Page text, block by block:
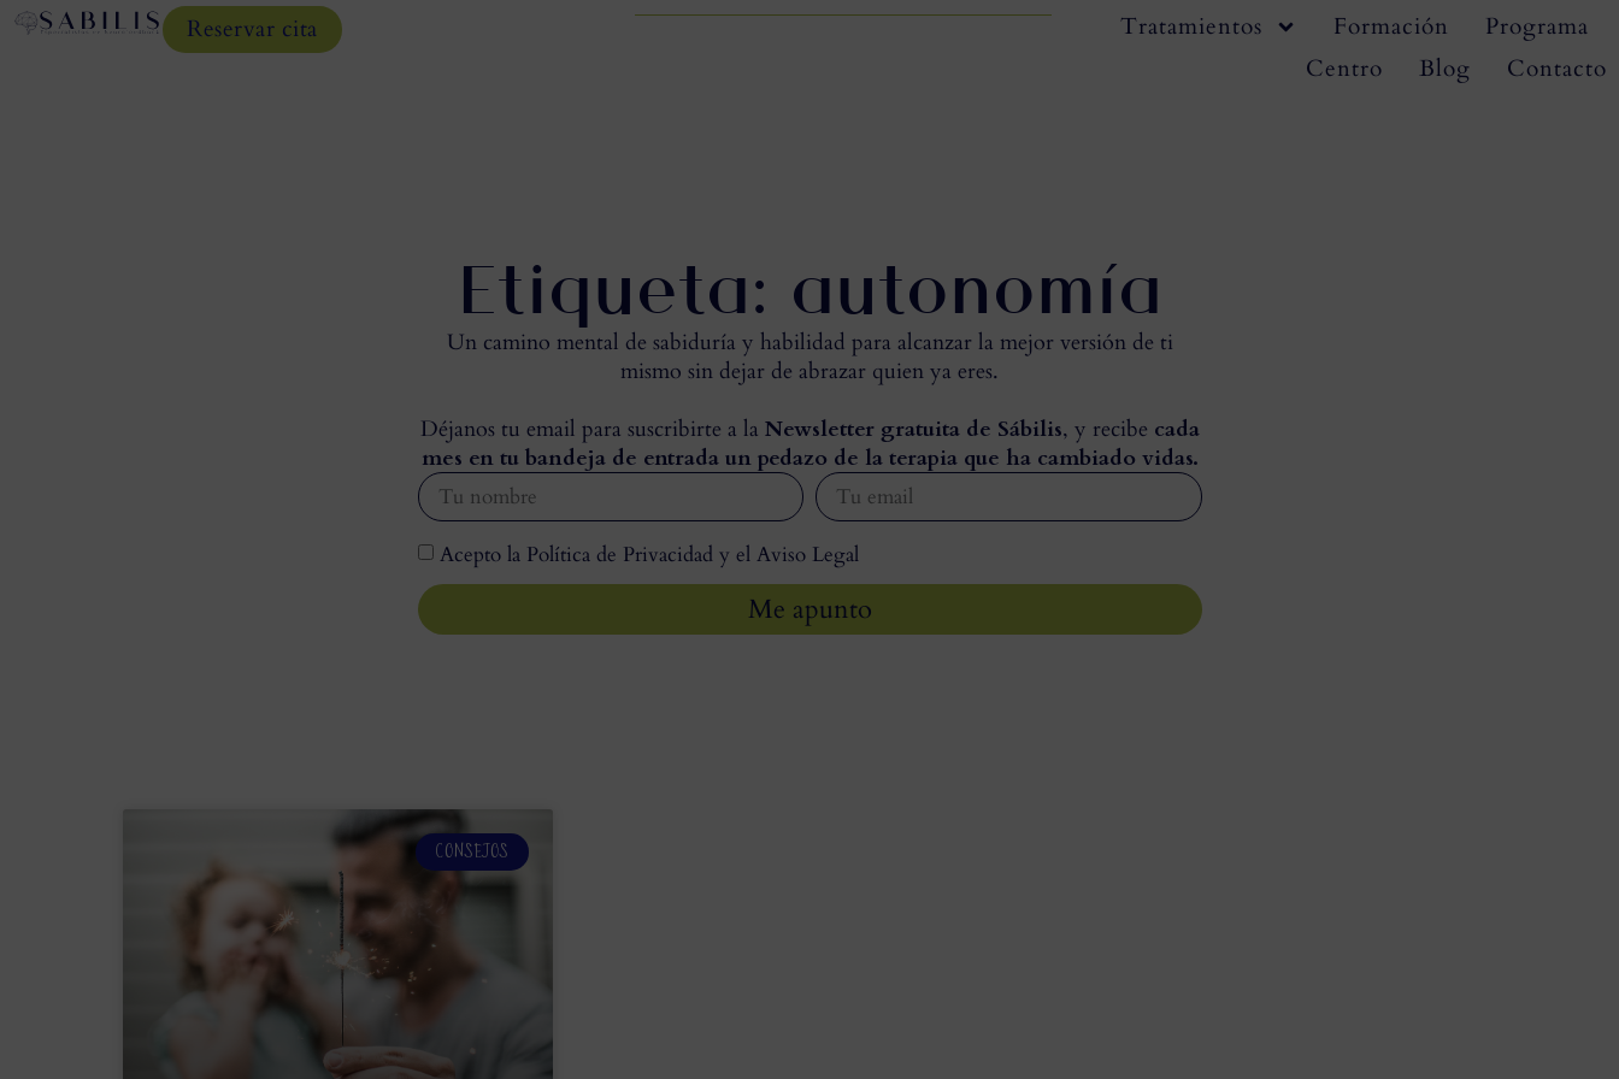
Reservar cita Tratamientos Formación
Programa
Centro
Blog Contacto
Etiqueta: autonomía
Un camino mental de sabiduría y habilidad para alcanzar la mejor versión de ti
mismo sin dejar de abrazar quien ya eres.
Déjanos tu email para suscribirte a la Newsletter gratuita de Sábilis, y recibe cada
mes en tu bandeja de entrada un pedazo de la terapia que ha cambiado vidas.
Acepto la Política de Privacidad y el Aviso Legal
Me apunto
CONSEJOS